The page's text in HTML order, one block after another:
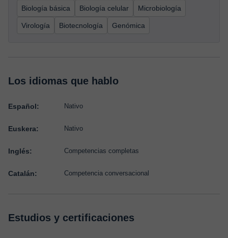
Biología básica Biología celular Microbiología
Virología Biotecnología Genómica
Los idiomas que hablo
Español: Nativo
Euskera: Nativo
Inglés: Competencias completas
Catalán: Competencia conversacional
Estudios y certificaciones